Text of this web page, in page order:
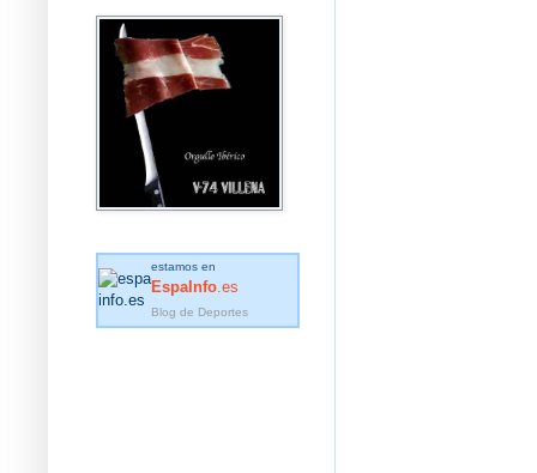
estamos en
EspaInfo .es
Blog de Deportes